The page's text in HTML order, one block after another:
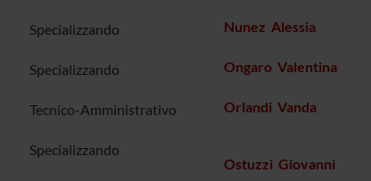
Specializzando
Specializzando
Tecnico-Amministrativo
Specializzando
Nunez Alessia
Ongaro Valentina
Orlandi Vanda
Ostuzzi Giovanni